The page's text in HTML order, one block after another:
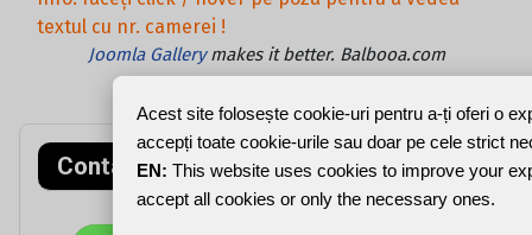
textul cu nr. camerei !
Joomla Gallerymakes it better. Balbooa.com
Contact rapid
Acest site folosește cookie-uri pentru a-ți oferi o
accepți toate cookie-urile sau doar pe cele strict
EN: This website uses cookies to improve your
accept all cookies or only the necessary ones.